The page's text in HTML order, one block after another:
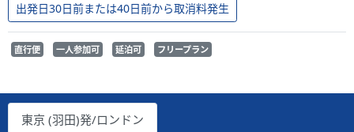
出発日30日前または40日前から取消料発生
直行便 一人参加可 延泊可 フリープラン
東京 (羽田)発/ロンドン